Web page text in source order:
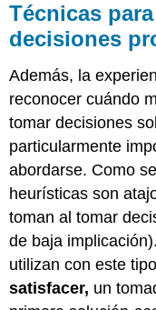
Técnicas
decisiones
Además, la
reconocer cuándo
tomar decisiones
particularmente
abordarse. Como
heurísticas son
toman al tomar
de baja
utilizan con este
satisfacer, un